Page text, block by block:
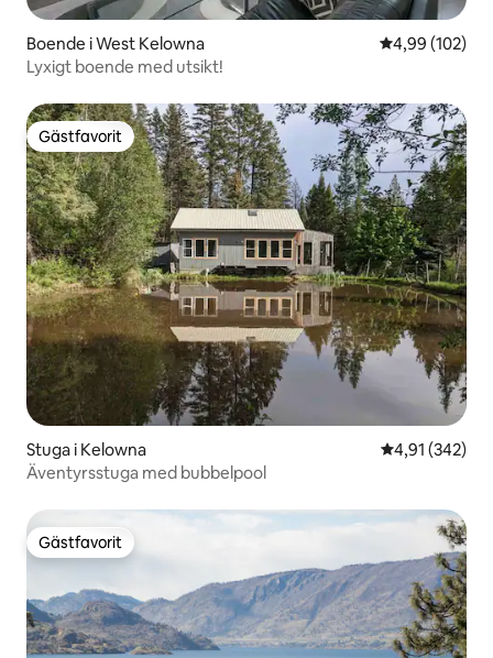
Boende i West Kelowna 4,99 av 5 i
4,99 (102)
Lyxigt boende med utsikt!
Gästfavorit
Gästfavorit
Stuga i Kelowna 4,91 av 5 i
4,91 (342)
Äventyrsstuga med bubbelpool
Gästfavorit
Gästfavorit